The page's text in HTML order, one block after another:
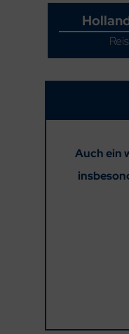
Auch ein